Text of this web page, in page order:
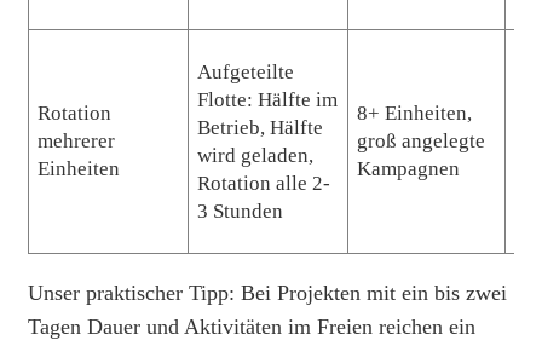
Rotation
mehrerer
Einheiten
Aufgeteilte
Flotte: Hälfte im
Betrieb, Hälfte
wird geladen,
Rotation alle 2-
3 Stunden
8+ Einheiten,
groß angelegte
Kampagnen
Unser praktischer Tipp: Bei Projekten mit ein bis zwei
Tagen Dauer und Aktivitäten im Freien reichen ein